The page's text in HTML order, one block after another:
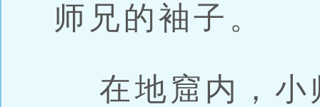
师兄的袖子。
在地窟内，小